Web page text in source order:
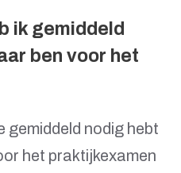
ik gemiddeld
ben voor het
gemiddeld nodig hebt
het praktijkexamen